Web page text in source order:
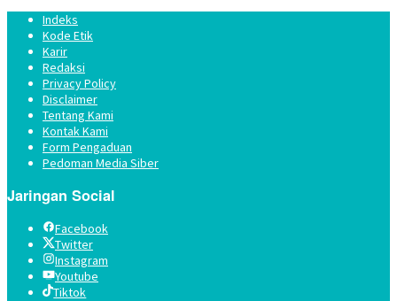
Indeks
Kode Etik
Karir
Redaksi
Privacy Policy
Disclaimer
Tentang Kami
Kontak Kami
Form Pengaduan
Pedoman Media Siber
Jaringan Social
Facebook
Twitter
Instagram
Youtube
Tiktok